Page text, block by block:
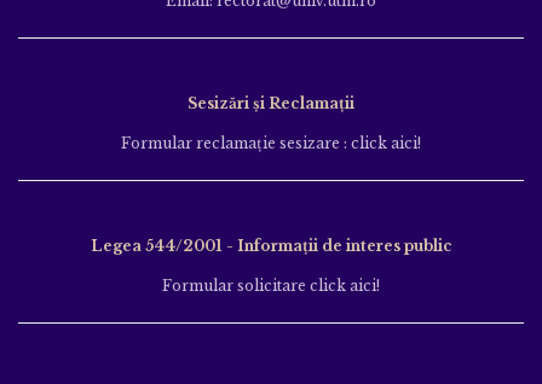
Sesizări și Reclamații
Formular reclamație sesizare : click aici!
Legea 544/2001 - Informații de interes public
Formular solicitare click aici!